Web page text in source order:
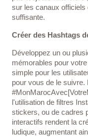
sur les canaux
suffisante.
Créer des Hashtags
Développez un ou
mémorables pour
simple pour les
pour vous de le suivre.
l'utilisation de filtres
stickers, ou de cadres
interactifs rendent la
ludique, augmentant